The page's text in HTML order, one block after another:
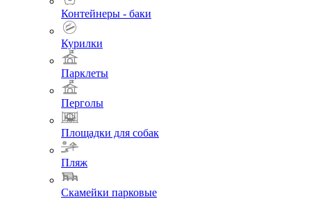
Контейнеры - баки
Курилки
Парклеты
Перголы
Площадки для собак
Пляж
Скамейки парковые